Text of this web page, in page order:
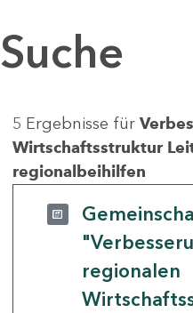
Suche
5 Ergebnisse für
Wirtschaftsstruktur
regionalbeihilfen
regionalen